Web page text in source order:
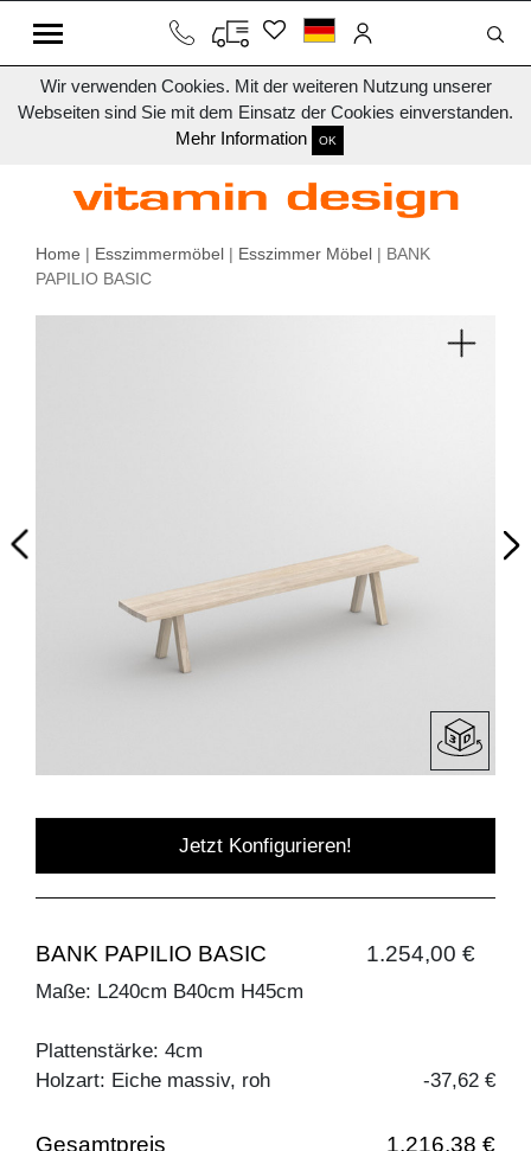
Wir verwenden Cookies. Mit der weiteren Nutzung unserer
Webseiten sind Sie mit dem Einsatz der Cookies einverstanden.
Mehr Information
OK
Home | Esszimmermöbel | Esszimmer Möbel | BANK
PAPILIO BASIC
Jetzt Konfigurieren!
BANK PAPILIO BASIC 1.254,00 €
Maße: L240cm B40cm H45cm
Plattenstärke: 4cm
Holzart: Eiche massiv, roh
-37,62 €
Gesamtpreis 1.216,38 €